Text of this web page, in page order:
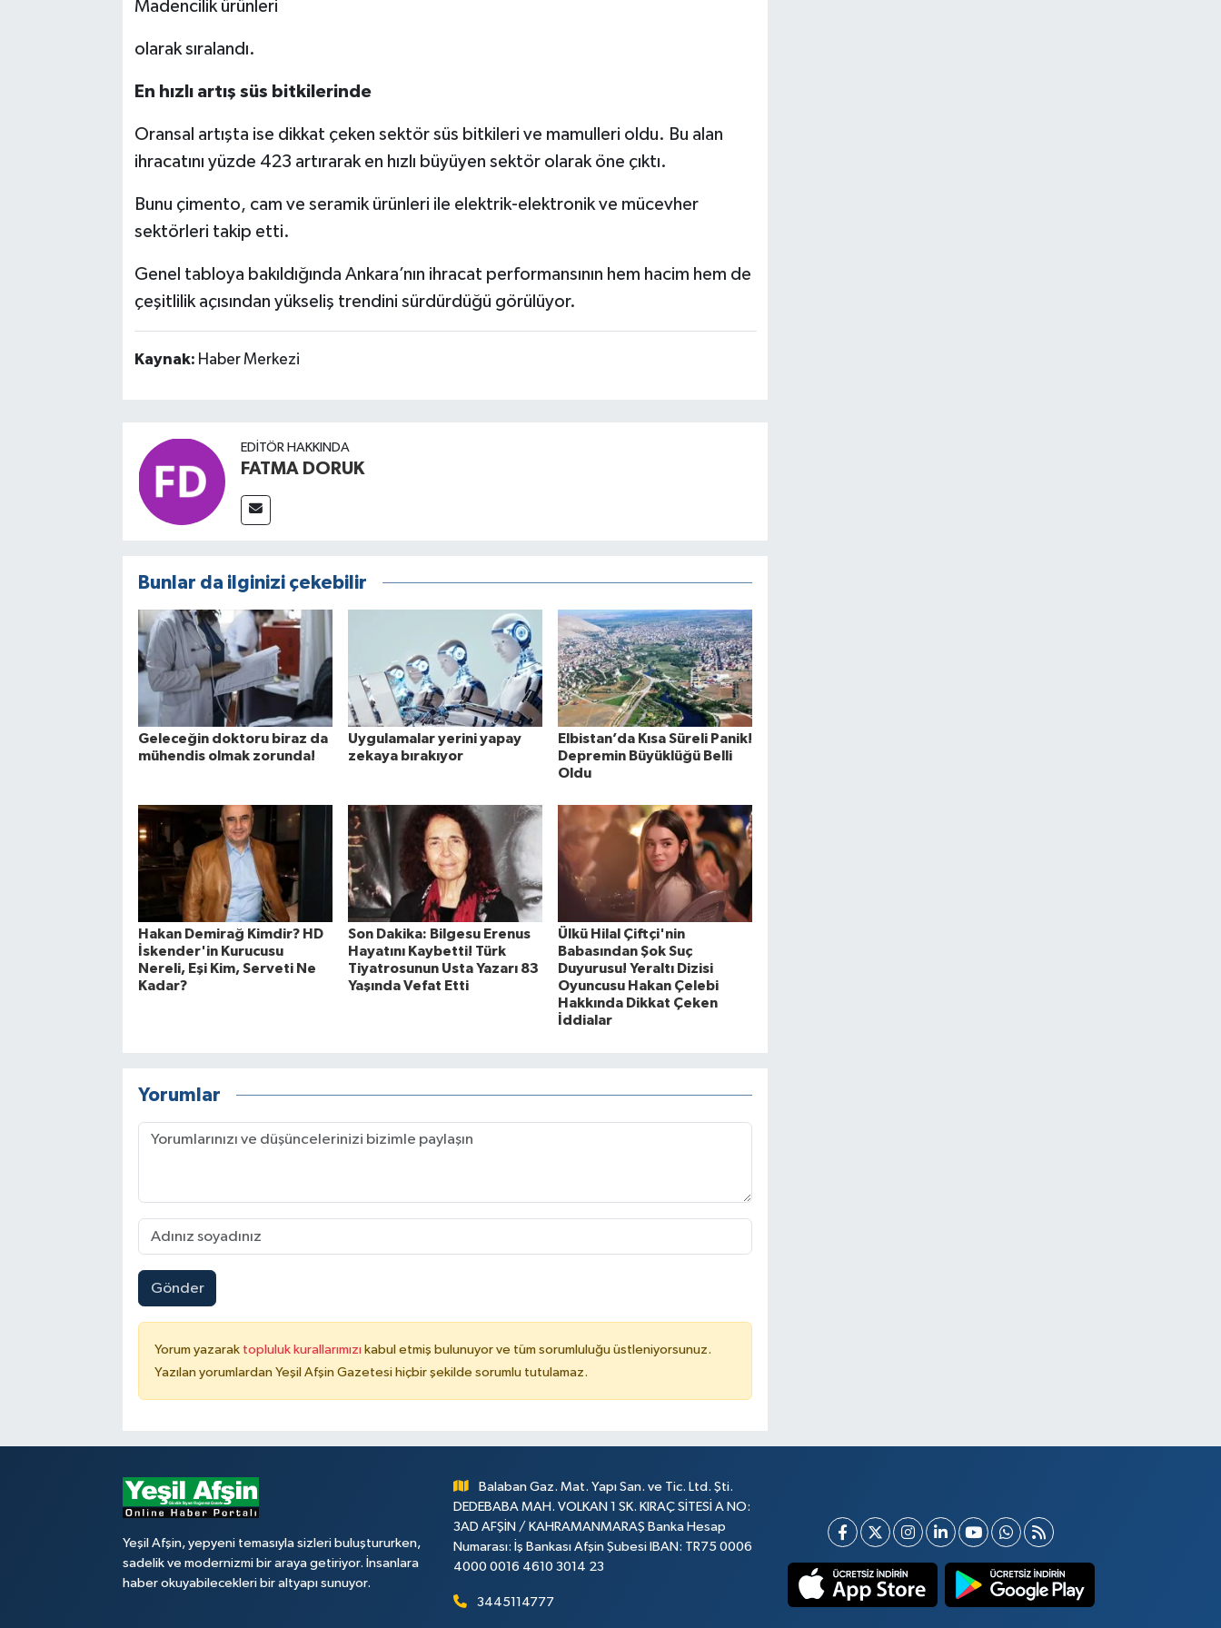
Madencilik ürünleri
olarak sıralandı.
En hızlı artış süs bitkilerinde
Oransal artışta ise dikkat çeken sektör süs bitkileri ve mamulleri oldu. Bu alan
ihracatını yüzde 423 artırarak en hızlı büyüyen sektör olarak öne çıktı.
Bunu çimento, cam ve seramik ürünleri ile elektrik-elektronik ve mücevher
sektörleri takip etti.
Genel tabloya bakıldığında Ankara’nın ihracat performansının hem hacim hem de
çeşitlilik açısından yükseliş trendini sürdürdüğü görülüyor.
Kaynak: Haber Merkezi
EDITÖR HAKKINDA
FATMA DORUK
Bunlar da ilginizi çekebilir
Geleceğin doktoru biraz da
mühendis olmak zorunda!
Uygulamalar yerini yapay
zekaya bırakıyor
Elbistan’da Kısa Süreli Panik!
Depremin Büyüklüğü Belli
Oldu
Hakan Demirağ Kimdir? HD
İskender'in Kurucusu
Nereli, Eşi Kim, Serveti Ne
Kadar?
Son Dakika: Bilgesu Erenus
Hayatını Kaybetti! Türk
Tiyatrosunun Usta Yazarı 83
Yaşında Vefat Etti
Ülkü Hilal Çiftçi'nin
Babasından Şok Suç
Duyurusu! Yeraltı Dizisi
Oyuncusu Hakan Çelebi
Hakkında Dikkat Çeken
İddialar
Yorumlar
Gönder
Yorum yazarak topluluk kurallarımızı kabul etmiş bulunuyor ve tüm sorumluluğu üstleniyorsunuz.
Yazılan yorumlardan Yeşil Afşin Gazetesi hiçbir şekilde sorumlu tutulamaz.
Yeşil Afşin, yepyeni temasıyla sizleri buluştururken,
sadelik ve modernizmi bir araya getiriyor. İnsanlara
haber okuyabilecekleri bir altyapı sunuyor.
Balaban Gaz. Mat. Yapı San. ve Tic. Ltd. Şti.
DEDEBABA MAH. VOLKAN 1 SK. KIRAÇ SİTESİ A NO:
3AD AFŞİN / KAHRAMANMARAŞ Banka Hesap
Numarası: İş Bankası Afşin Şubesi IBAN: TR75 0006
4000 0016 4610 3014 23
3445114777